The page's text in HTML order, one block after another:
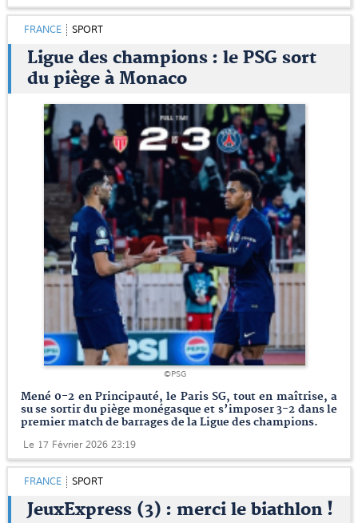
FRANCE SPORT
Ligue des champions : le PSG sort
du piège à Monaco
©PSG
Mené 0-2 en Principauté, le Paris SG, tout en maîtrise, a
su se sortir du piège monégasque et s’imposer 3-2 dans le
premier match de barrages de la Ligue des champions.
Le 17 Février 2026 23:19
FRANCE SPORT
JeuxExpress (3) : merci le biathlon !